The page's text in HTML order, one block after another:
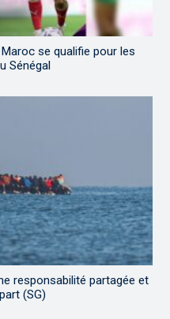
se qualifie pour les
Sénégal
responsabilité partagée et
(SG)